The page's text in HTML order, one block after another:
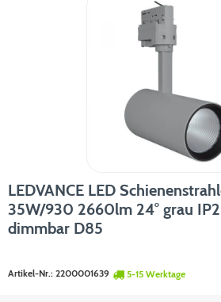
LEDVANCE LED
35W/930 2660lm 24° grau
dimmbar D85
Artikel-Nr.: 2200001639 5-15 Werktage